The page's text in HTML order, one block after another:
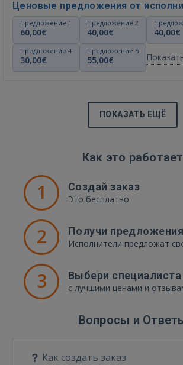
Ценовые предложения от
Предложение 1
60,00€
Предложение 2
40,00€ 40,00€
Предложение 4
30,00€
Предложение 5
55,00€
ПОКАЗАТЬ ЕЩЁ
Как это работает
1 Создай заказ
Это бесплатно
2 Получи предложения
Исполнители предложат
3 Выбери специалиста
с лучшими ценами и
Вопросы и
Как создать заказ